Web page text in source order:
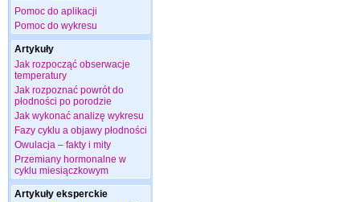
Pomoc do aplikacji
Pomoc do wykresu
Artykuły
Jak rozpocząć obserwacje
temperatury
Jak rozpoznać powrót do
płodności po porodzie
Jak wykonać analizę wykresu
Fazy cyklu a objawy płodności
Owulacja – fakty i mity
Przemiany hormonalne w
cyklu miesiączkowym
Artykuły eksperckie